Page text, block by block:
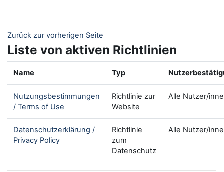
Zurück zur vorherigen Seite
Liste von aktiven Richtlinien
Name Typ
Nutzungsbestimmungen
/ Terms of Use
Richtlinie zur
Website
Alle Nutzer/
Datenschutzerklärung /
Privacy Policy
Richtlinie
zum
Datenschutz
Alle Nutzer/